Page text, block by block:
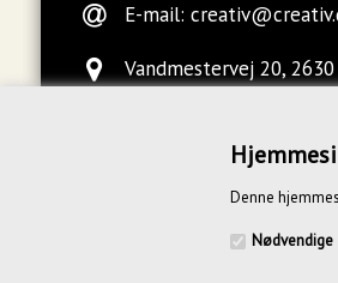
Denne
Nødvendige
E-mail:
Vandmestervej 20,